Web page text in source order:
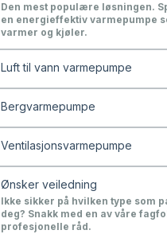
Den mest populære løsningen.
en energieffektiv varmepumpe
varmer og kjøler.
Luft til vann varmepumpe
Bergvarmepumpe
Ventilasjonsvarmepumpe
Ønsker veiledning
Ikke sikker på hvilken type som
deg? Snakk med en av våre
profesjonelle råd.